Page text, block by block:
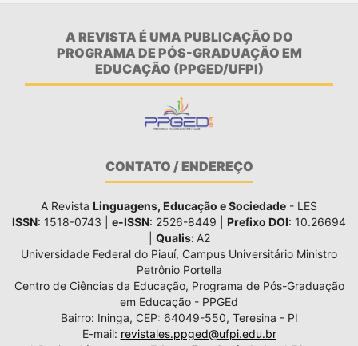
A REVISTA É UMA PUBLICAÇÃO DO
PROGRAMA DE PÓS-GRADUAÇÃO EM
EDUCAÇÃO (PPGED/UFPI)
CONTATO / ENDEREÇO
A Revista Linguagens, Educação e Sociedade - LES
ISSN: 1518-0743 | e-ISSN: 2526-8449 | Prefixo DOI: 10.26694
Qualis: A2
Universidade Federal do Piauí, Campus Universitário Ministro
Petrônio Portella
Centro de Ciências da Educação, Programa de Pós-Graduação
em Educação - PPGEd
Bairro: Ininga, CEP: 64049-550, Teresina - PI
E-mail: revistales.ppged@ufpi.edu.br